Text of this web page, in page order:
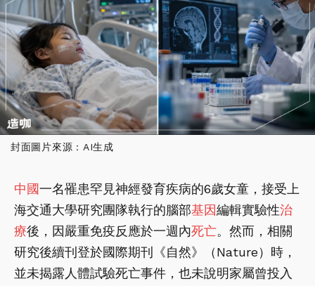
封面圖片來源：AI生成
中國一名罹患罕見神經發育疾病的6歲女童，接受上
海交通大學研究團隊執行的腦部基因編輯實驗性治
療後，因嚴重免疫反應於一週內死亡。然而，相關
研究後續刊登於國際期刊《自然》（Nature）時，
並未揭露人體試驗死亡事件，也未說明家屬曾投入